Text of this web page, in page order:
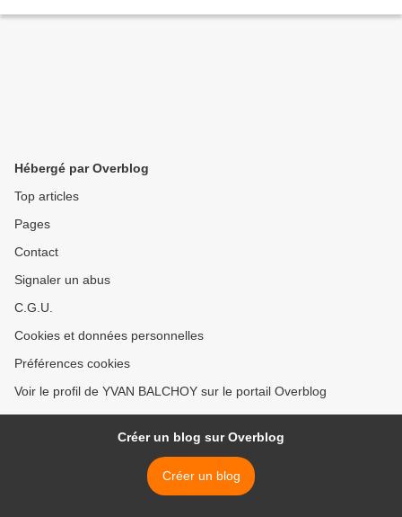
Hébergé par Overblog
Top articles
Pages
Contact
Signaler un abus
C.G.U.
Cookies et données personnelles
Préférences cookies
Voir le profil de YVAN BALCHOY sur le portail Overblog
Créer un blog sur Overblog
Créer un blog